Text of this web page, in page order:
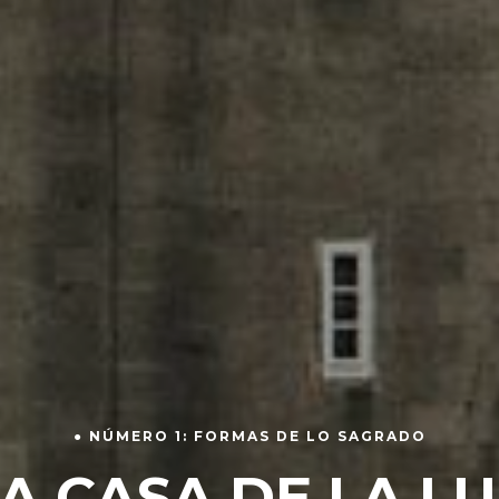
● NÚMERO 1: FORMAS DE LO SAGRADO